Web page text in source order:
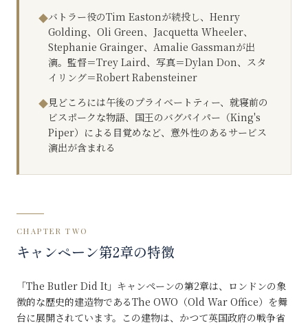
◆バトラー役のTim Eastonが続投し、Henry
Golding、Oli Green、Jacquetta Wheeler、
Stephanie Grainger、Amalie Gassmanが出
演。監督＝Trey Laird、写真＝Dylan Don、スタ
イリング＝Robert Rabensteiner
◆見どころには午後のプライベートティー、就寝前の
ビスポークな物語、国王のバグパイパー（King's
Piper）による目覚めなど、意外性のあるサービス
演出が含まれる
CHAPTER TWO
キャンペーン第2章の特徴
「The Butler Did It」キャンペーンの第2章は、ロンドンの象
徴的な歴史的建造物であるThe OWO（Old War Office）を舞
台に展開されています。この建物は、かつて英国政府の戦争省